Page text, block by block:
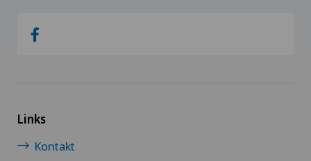
Links
Kontakt